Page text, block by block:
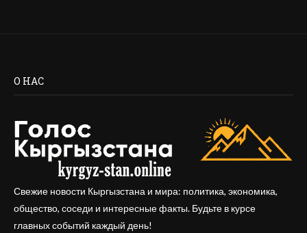
О НАС
Свежие новости Кыргызстана и мира: политика, экономика,
общество, соседи и интересные факты. Будьте в курсе
главных событий каждый день!